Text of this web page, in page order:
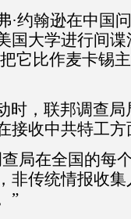
·约翰逊在中国
国大学进行间
把它比作麦卡
时，联邦调查局
接收中共特工方
局在全国的每
非传统情报收
”